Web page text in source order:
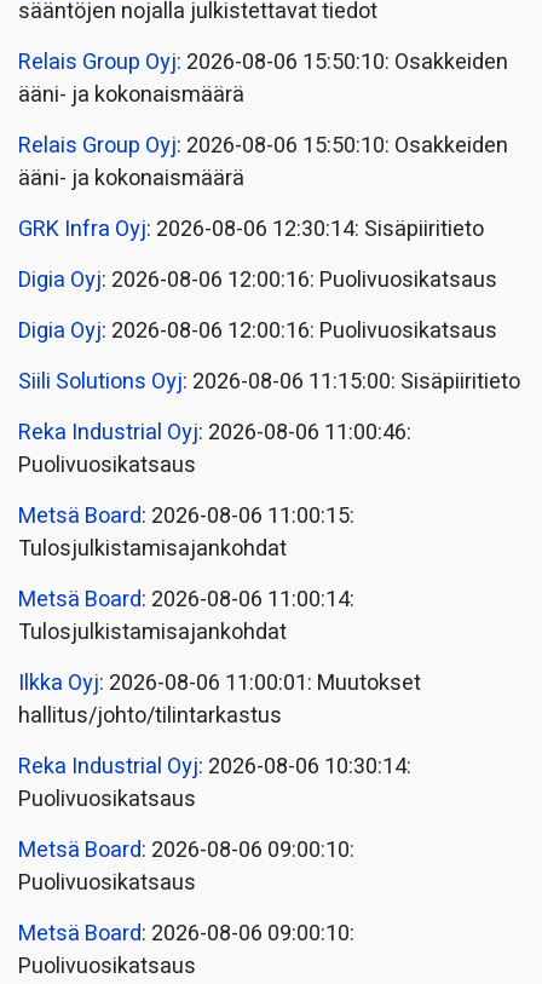
sääntöjen nojalla julkistettavat tiedot
Relais Group Oyj: 2026-08-06 15:50:10: Osakkeiden
ääni- ja kokonaismäärä
Relais Group Oyj: 2026-08-06 15:50:10: Osakkeiden
ääni- ja kokonaismäärä
GRK Infra Oyj: 2026-08-06 12:30:14: Sisäpiiritieto
Digia Oyj: 2026-08-06 12:00:16: Puolivuosikatsaus
Digia Oyj: 2026-08-06 12:00:16: Puolivuosikatsaus
Siili Solutions Oyj: 2026-08-06 11:15:00: Sisäpiiritieto
Reka Industrial Oyj: 2026-08-06 11:00:46:
Puolivuosikatsaus
Metsä Board: 2026-08-06 11:00:15:
Tulosjulkistamisajankohdat
Metsä Board: 2026-08-06 11:00:14:
Tulosjulkistamisajankohdat
Ilkka Oyj: 2026-08-06 11:00:01: Muutokset
hallitus/johto/tilintarkastus
Reka Industrial Oyj: 2026-08-06 10:30:14:
Puolivuosikatsaus
Metsä Board: 2026-08-06 09:00:10:
Puolivuosikatsaus
Metsä Board: 2026-08-06 09:00:10:
Puolivuosikatsaus